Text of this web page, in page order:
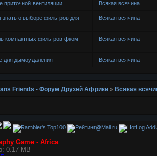
приточной вентиляции Всякая всячина
знать о выборе фильтров для
Всякая всячина
компактных фильтров фком
Всякая всячина
для дымоудаления Всякая всячина
Friends - Форум Друзей Африки »Всякая
Game - Africa
0.17 MB